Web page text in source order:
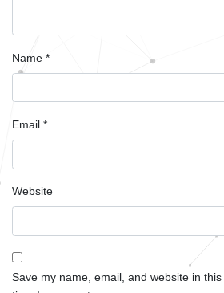
Name *
Email *
Website
Save my name, email, and website in